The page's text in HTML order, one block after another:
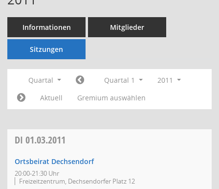
Informationen Mitglieder
Sitzungen
Quartal Quartal 1
2011
Aktuell
Gremium auswählen
DI 01.03.2011
Ortsbeirat Dechsendorf
20:00-21:30 Uhr
Freizeitzentrum, Dechsendorfer Platz 12